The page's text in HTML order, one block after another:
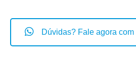
Dúvidas? Fale agora